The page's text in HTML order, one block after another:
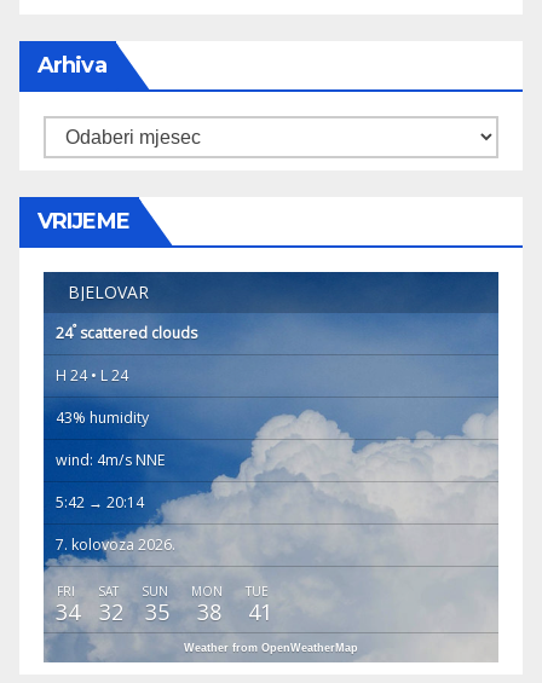
Arhiva
Arhiva
VRIJEME
BJELOVAR
24°scattered clouds
H 24 • L 24
43% humidity
wind: 4m/s NNE
5:42 → 20:14
7. kolovoza 2026.
FRI
34
SAT
32
SUN
35
MON
38
TUE
41
Weather from OpenWeatherMap